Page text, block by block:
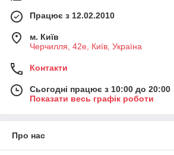
Працює з 12.02.2010
м. Київ
Черчилля, 42е, Київ, Україна
Контакти
Сьогодні працює з 10:00 до 20:00
Показати весь графік роботи
Про нас